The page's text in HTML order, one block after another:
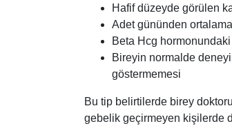
Hafif düzeyde görülen
Adet gününden
Beta Hcg
Bireyin normalde
göstermemesi
Bu tip belirtilerde birey
gebelik geçirmeyen kişilerde